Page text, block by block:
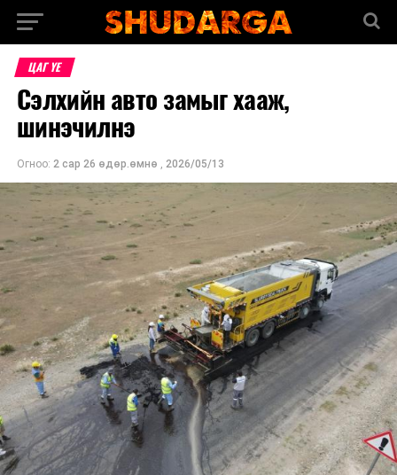
ЦАГ ҮЕ
Сэлхийн авто замыг хааж,
шинэчилнэ
Огноо: 2 сар 26 өдөр.өмнө , 2026/05/13